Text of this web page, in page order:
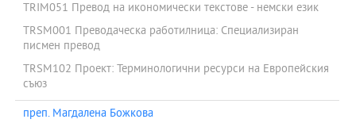
TRIM051 Превод на икономически текстове - немски език
TRSM001 Преводаческа работилница: Специализиран
писмен превод
TRSM102 Проект: Терминологични ресурси на Европейския
съюз
преп. Магдалена Божкова